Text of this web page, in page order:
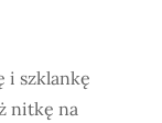
i szklankę
nitkę na